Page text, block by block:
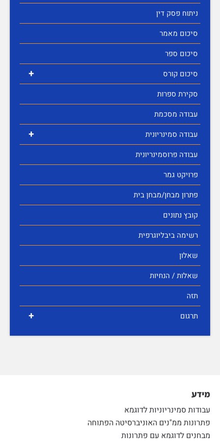
ניתוח פסק דין
סיכום מאמר
סיכום ספר
+
סיכום קורס
סקירת ספרות
עבודה מסכמת
+
עבודה סמינריונית
עבודה פרוסמינריונית
פרויקט גמר
פתרון מבחן/מבחן בית
קובץ נתונים
רשימה ביבליוגרפית
שאלון
שאלות / הנחיות
תזה
+ תרגום
מידע
עבודות סמינריוניות לדוגמא
פתרונות ממ"נים האוניברסיטה הפתוחה
מבחנים לדוגמא עם פתרונות